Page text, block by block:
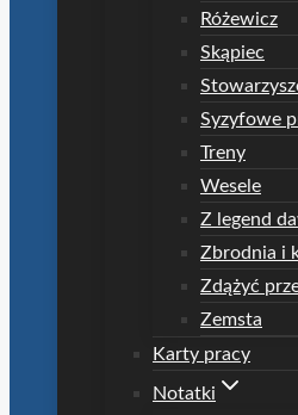
Różewicz
Skąpiec
Syzyfowe
Treny
Wesele
Z legend
Zbrodnia i
Zdążyć
Zemsta
Karty pracy
Notatki